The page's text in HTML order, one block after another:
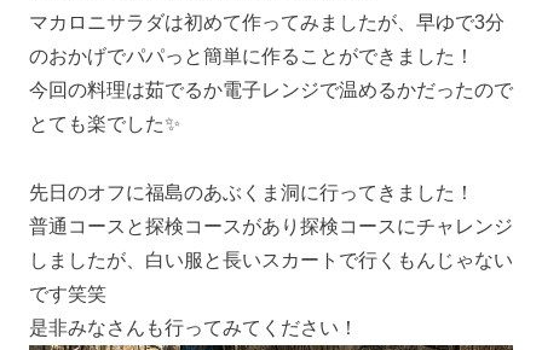
マカロニサラダは初めて作ってみましたが、早ゆで3分
のおかげでパパっと簡単に作ることができました！
今回の料理は茹でるか電子レンジで温めるかだったので
とても楽でした✨️
先日のオフに福島のあぶくま洞に行ってきました！
普通コースと探検コースがあり探検コースにチャレンジ
しましたが、白い服と長いスカートで行くもんじゃない
です笑笑
是非みなさんも行ってみてください！